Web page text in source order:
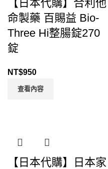
【日本代購】合利他
命製藥 百賜益 Bio-
Three Hi整腸錠270
錠
NT$950
查看內容
【日本代購】日本家